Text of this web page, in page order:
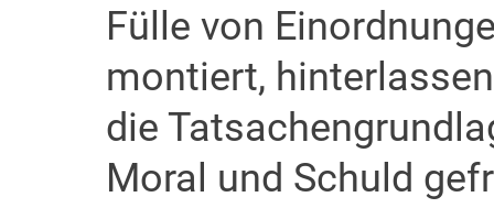
Fülle von
montiert,
die
Moral und Schuld